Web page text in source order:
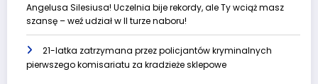
Angelusa Silesiusa! Uczelnia bije rekordy, ale Ty wciąż masz
szansę – weź udział w II turze naboru!
21-latka zatrzymana przez policjantów kryminalnych
pierwszego komisariatu za kradzieże sklepowe